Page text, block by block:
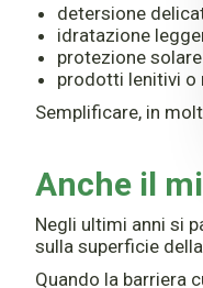
detersione
idratazione
protezione solare
prodotti lenitivi o
Semplificare, in
Anche il
Negli ultimi anni si
sulla superficie
Quando la barriera